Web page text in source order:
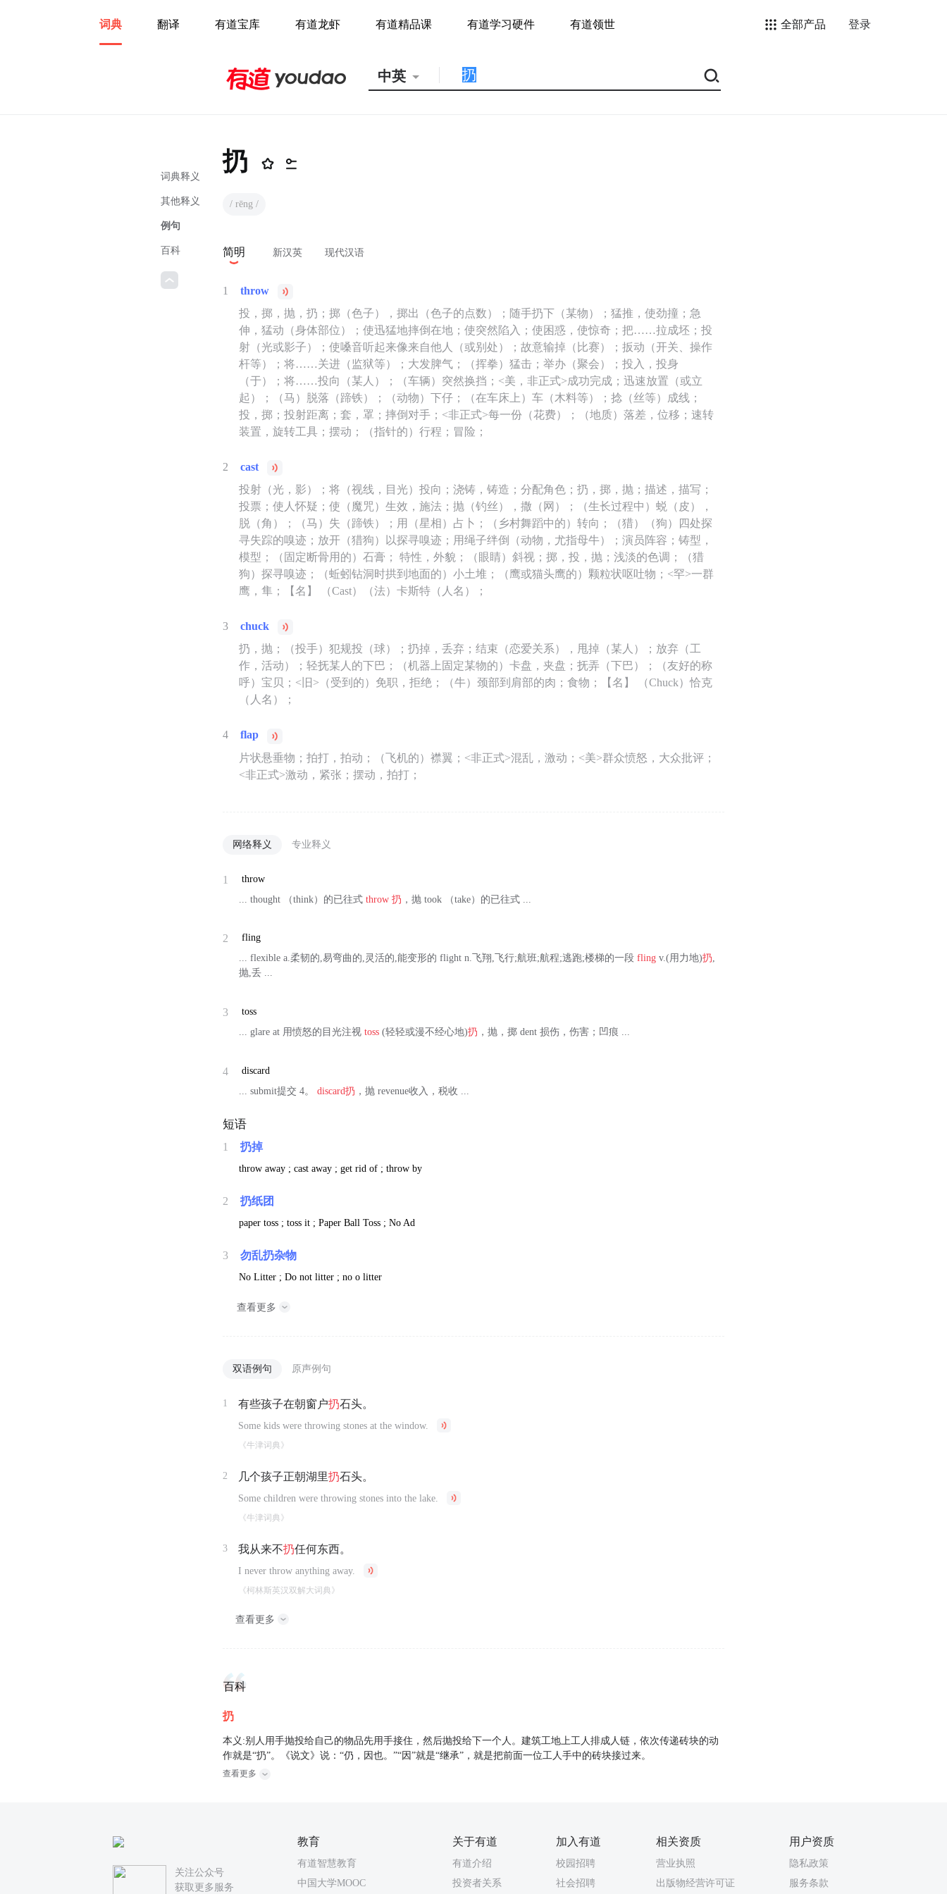
词典 翻译 有道宝库 有道龙虾 有道精品课 有道学习硬件 有道领世 全部产品 登录
中英
词典释义
其他释义
例句
百科
扔
/ rēng /
简明 新汉英 现代汉语
1
throw
投，掷，抛，扔；掷（色子），掷出（色子的点数）；随手扔下（某物）；猛推，使劲撞；急
伸，猛动（身体部位）；使迅猛地摔倒在地；使突然陷入；使困惑，使惊奇；把……拉成坯；投
射（光或影子）；使嗓音听起来像来自他人（或别处）；故意输掉（比赛）；扳动（开关、操作
杆等）；将……关进（监狱等）；大发脾气；（挥拳）猛击；举办（聚会）；投入，投身
（于）；将……投向（某人）；（车辆）突然换挡；<美，非正式>成功完成；迅速放置（或立
起）；（马）脱落（蹄铁）；（动物）下仔；（在车床上）车（木料等）；捻（丝等）成线；
投，掷；投射距离；套，罩；摔倒对手；<非正式>每一份（花费）；（地质）落差，位移；速转
装置，旋转工具；摆动；（指针的）行程；冒险；
2
cast
投射（光，影）；将（视线，目光）投向；浇铸，铸造；分配角色；扔，掷，抛；描述，描写；
投票；使人怀疑；使（魔咒）生效，施法；抛（钓丝），撒（网）；（生长过程中）蜕（皮），
脱（角）；（马）失（蹄铁）；用（星相）占卜；（乡村舞蹈中的）转向；（猎）（狗）四处探
寻失踪的嗅迹；放开（猎狗）以探寻嗅迹；用绳子绊倒（动物，尤指母牛）；演员阵容；铸型，
模型；（固定断骨用的）石膏； 特性，外貌；（眼睛）斜视；掷，投，抛；浅淡的色调；（猎
狗）探寻嗅迹；（蚯蚓钻洞时拱到地面的）小土堆；（鹰或猫头鹰的）颗粒状呕吐物；<罕>一群
鹰，隼；【名】 （Cast）（法）卡斯特（人名）；
3
chuck
扔，抛；（投手）犯规投（球）；扔掉，丢弃；结束（恋爱关系），甩掉（某人）；放弃（工
作，活动）；轻抚某人的下巴；（机器上固定某物的）卡盘，夹盘；抚弄（下巴）；（友好的称
呼）宝贝；<旧>（受到的）免职，拒绝；（牛）颈部到肩部的肉；食物；【名】 （Chuck）恰克
（人名）；
4
flap
片状悬垂物；拍打，拍动；（飞机的）襟翼；<非正式>混乱，激动；<美>群众愤怒，大众批评；
<非正式>激动，紧张；摆动，拍打；
网络释义 专业释义
1
throw
... thought （think）的已往式throw 扔 ，抛 took （take）的已往式 ...
2
fling
... flexible a.柔韧的,易弯曲的,灵活的,能变形的 flight n.飞翔,飞行;航班;航程;逃跑;楼梯的一段fling v.(用力地)扔,
抛,丢 ...
3
toss
... glare at 用愤怒的目光注视toss (轻轻或漫不经心地)扔 ，抛，掷 dent 损伤，伤害；凹痕 ...
4
discard
... submit提交 4。discard扔 ，抛 revenue收入，税收 ...
短语
1 扔掉
throw away ; cast away ; get rid of ; throw by
2 扔纸团
paper toss ; toss it ; Paper Ball Toss ; No Ad
3 勿乱扔杂物
No Litter ; Do not litter ; no o litter
查看更多
双语例句 原声例句
1 有些孩子在朝窗户扔石头。
Some kids were throwing stones at the window.
《牛津词典》
2 几个孩子正朝湖里扔石头。
Some children were throwing stones into the lake.
《牛津词典》
3 我从来不扔任何东西。
I never throw anything away.
《柯林斯英汉双解大词典》
查看更多
百科
扔
本义:别人用手抛投给自己的物品先用手接住，然后抛投给下一个人。建筑工地上工人排成人链，依次传递砖块的动
作就是“扔”。《说文》说：“仍，因也。”“因”就是“继承”，就是把前面一位工人手中的砖块接过来。
查看更多
关注公众号
获取更多服务
教育
有道智慧教育
中国大学MOOC
关于有道
有道介绍
投资者关系
加入有道
校园招聘
社会招聘
相关资质
营业执照
出版物经营许可证
用户资质
隐私政策
服务条款